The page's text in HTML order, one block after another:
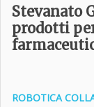
Stevanato
prodotti
ROBOTICA